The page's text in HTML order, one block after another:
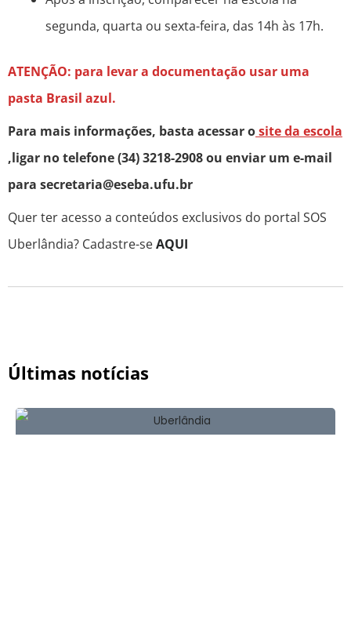
segunda, quarta ou sexta-feira, das 14h às 17h.
ATENÇÃO: para levar a documentação usar uma
pasta Brasil azul.
Para mais informações, basta acessar osite da escola
,ligar no telefone (34) 3218-2908 ou enviar um e-mail
para secretaria@eseba.ufu.br
Quer ter acesso a conteúdos exclusivos do portal SOS
Uberlândia? Cadastre-seAQUI
Últimas notícias